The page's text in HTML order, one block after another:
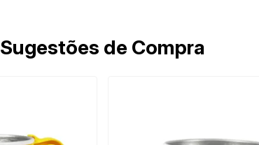
Sugestões de Compra